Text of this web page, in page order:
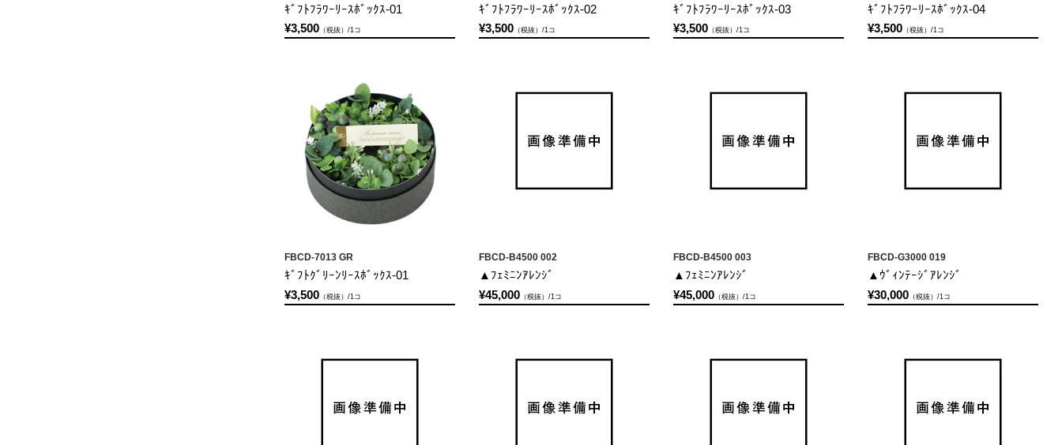
ｷﾞﾌﾄﾌﾗﾜｰﾘｰｽﾎﾞｯｸｽ-01
¥3,500 （税抜）/1コ
ｷﾞﾌﾄﾌﾗﾜｰﾘｰｽﾎﾞｯｸｽ-02
¥3,500 （税抜）/1コ
ｷﾞﾌﾄﾌﾗﾜｰﾘｰｽﾎﾞｯｸｽ-03
¥3,500 （税抜）/1コ
ｷﾞﾌﾄﾌﾗﾜｰﾘｰｽﾎﾞｯｸｽ-04
¥3,500 （税抜）/1コ
FBCD-7013 GR
ｷﾞﾌﾄｸﾞﾘｰﾝﾘｰｽﾎﾞｯｸｽ-01
¥3,500 （税抜）/1コ
FBCD-B4500 002
▲ﾌｪﾐﾆﾝｱﾚﾝｼﾞ
¥45,000 （税抜）/1コ
FBCD-B4500 003
▲ﾌｪﾐﾆﾝｱﾚﾝｼﾞ
¥45,000 （税抜）/1コ
FBCD-G3000 019
▲ｳﾞｨﾝﾃｰｼﾞｱﾚﾝｼﾞ
¥30,000 （税抜）/1コ